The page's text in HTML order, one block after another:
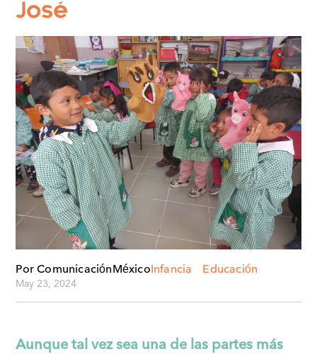
José
Por ComunicaciónMéxico Infancia
Educación
May 23, 2024
Aunque tal vez sea una de las partes más